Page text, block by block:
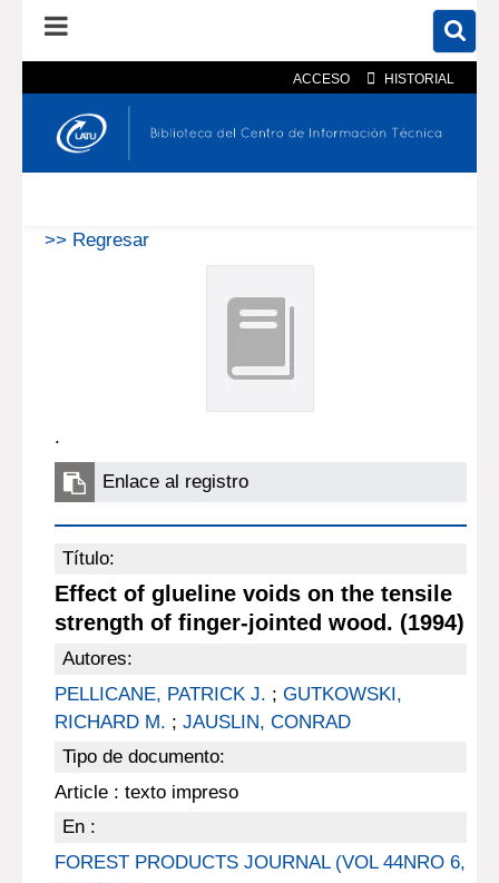
ACCESO HISTORIAL
En el catálogo En el sitio
>> Regresar
.
Enlace al registro
Título:
Effect of glueline voids on the tensile
strength of finger-jointed wood. (1994)
Autores:
PELLICANE, PATRICK J. ; GUTKOWSKI,
RICHARD M. ; JAUSLIN, CONRAD
Tipo de documento:
Article : texto impreso
En :
FOREST PRODUCTS JOURNAL (VOL 44NRO 6,